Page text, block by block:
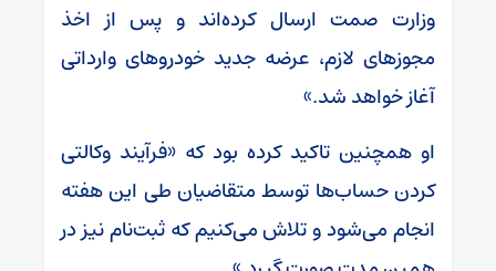
وزارت صمت ارسال کرده‌اند و پس از اخذ
مجوزهای لازم، عرضه جدید خودروهای وارداتی
آغاز خواهد شد.»
او همچنین تاکید کرده بود که «فرآیند وکالتی
کردن حساب‌ها توسط متقاضیان طی این هفته
انجام می‌شود و تلاش می‌کنیم که ثبت‌نام نیز در